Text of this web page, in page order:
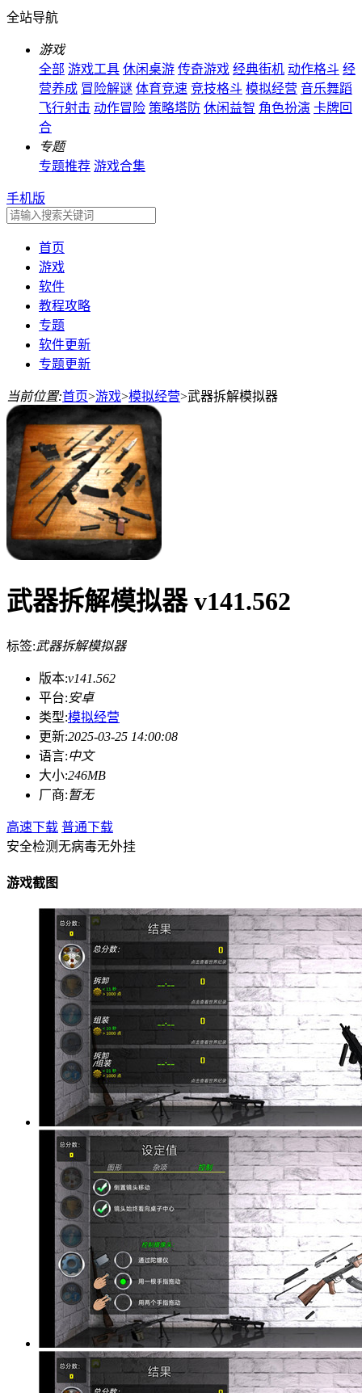
全站导航
游戏
全部 游戏工具 休闲桌游 传奇游戏 经典街机 动作格斗 经
营养成 冒险解谜 体育竞速 竞技格斗 模拟经营 音乐舞蹈
飞行射击 动作冒险 策略塔防 休闲益智 角色扮演 卡牌回
合
专题
专题推荐 游戏合集
手机版
首页
游戏
软件
教程攻略
专题
软件更新
专题更新
当前位置:首页>游戏>模拟经营>武器拆解模拟器
武器拆解模拟器 v141.562
标签:武器拆解模拟器
版本:v141.562
平台:安卓
类型:模拟经营
更新:2025-03-25 14:00:08
语言:中文
大小:246MB
厂商:暂无
高速下载 普通下载
安全检测无病毒无外挂
游戏截图